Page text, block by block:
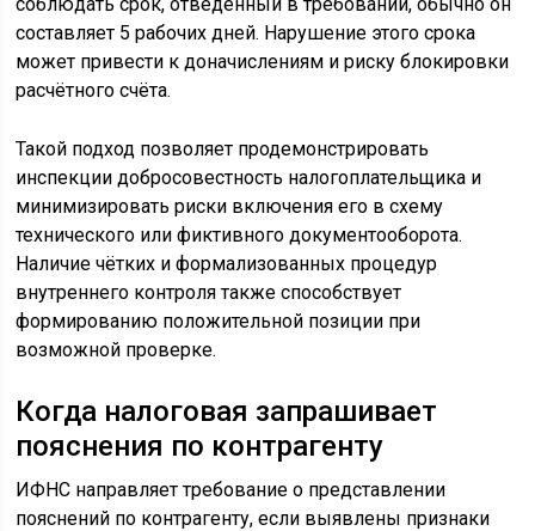
составляет 5 рабочих дней. Нарушение этого срока
может привести к доначислениям и риску блокировки
расчётного счёта.
Такой подход позволяет продемонстрировать
инспекции добросовестность налогоплательщика и
минимизировать риски включения его в схему
технического или фиктивного документооборота.
Наличие чётких и формализованных процедур
внутреннего контроля также способствует
формированию положительной позиции при
возможной проверке.
Когда налоговая запрашивает
пояснения по контрагенту
ИФНС направляет требование о представлении
пояснений по контрагенту, если выявлены признаки